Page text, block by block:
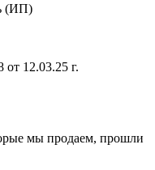
(ИП)
12.03.25 г.
мы продаем, прошли